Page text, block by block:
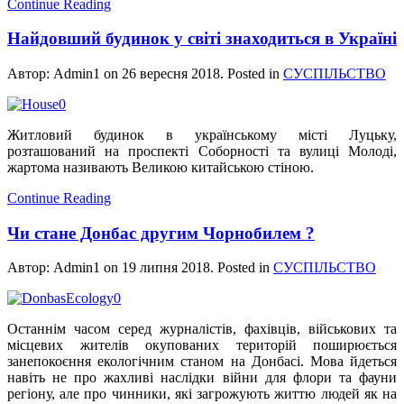
Continue Reading
Найдовший будинок у світі знаходиться в Україні
Автор: Admin1 on 26 вересня 2018. Posted in СУСПІЛЬСТВО
Житловий будинок в українському місті Луцьку,
розташований на проспекті Соборності та вулиці Молоді,
жартома називають Великою китайською стіною.
Continue Reading
Чи стане Донбас другим Чорнобилем ?
Автор: Admin1 on 19 липня 2018. Posted in СУСПІЛЬСТВО
Останнім часом серед журналістів, фахівців, військових та
місцевих жителів окупованих територій поширюється
занепокоєння екологічним станом на Донбасі. Мова йдеться
навіть не про жахливі наслідки війни для флори та фауни
регіону, але про чинники, які загрожують життю людей як на